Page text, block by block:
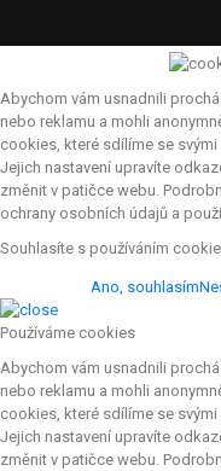
Abychom vám usnadnili
nebo reklamu a mohli
cookies, které sdílíme se
Jejich nastavení upravíte
změnit v patičce webu.
ochrany osobních údajů a
Souhlasíte s používáním
Ano, souhlasím
Používáme cookies
Abychom vám usnadnili
nebo reklamu a mohli
cookies, které sdílíme se
Jejich nastavení upravíte
změnit v patičce webu.